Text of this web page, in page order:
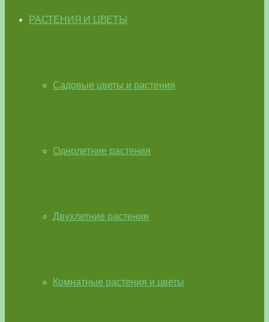
РАСТЕНИЯ И ЦВЕТЫ
Садовые цветы и растения
Однолетние растения
Двухлетние растения
Комнатные растения и цветы